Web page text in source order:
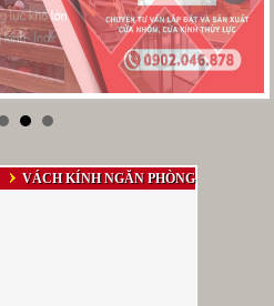
VÁCH KÍNH NGĂN PHÒNG